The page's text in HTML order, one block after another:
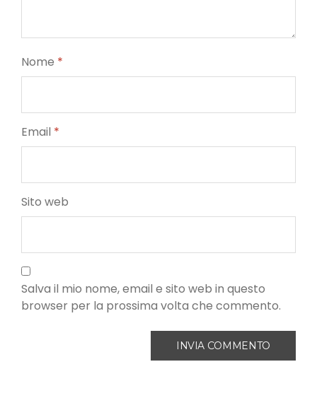
Nome *
Email *
Sito web
Salva il mio nome, email e sito web in questo
browser per la prossima volta che commento.